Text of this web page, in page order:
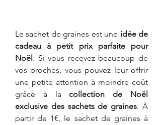
Le sachet de graines est une idée de
cadeau à petit prix parfaite pour
Noël. Si vous recevez beaucoup de
vos proches, vous pouvez leur offrir
une petite attention à moindre coût
grâce à la collection de Noël
exclusive des sachets de graines. À
partir de 1€, le sachet de graines à